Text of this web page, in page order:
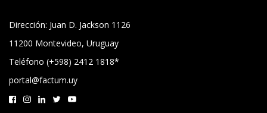
Dirección: Juan D. Jackson 1126
11200 Montevideo, Uruguay
Teléfono (+598) 2412 1818*
portal@factum.uy